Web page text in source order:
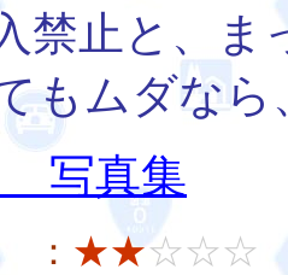
禁止と、
もムダな
写真集
： ★★☆☆☆